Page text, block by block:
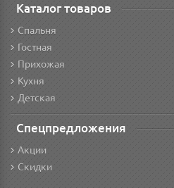
Каталог товаров
Спальня
Гостная
Прихожая
Кухня
Детская
Спецпредложения
Акции
Скидки